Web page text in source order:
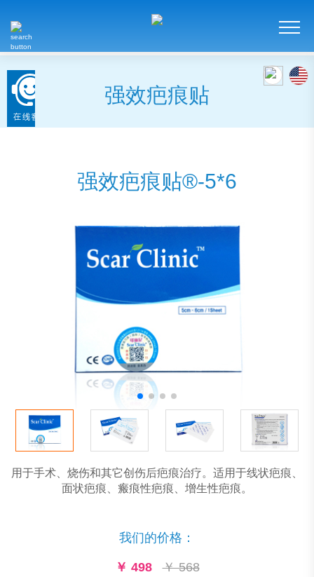
强效疤痕贴
强效疤痕贴®-5*6
用于手术、烧伤和其它创伤后疤痕治疗。适用于线状疤痕、
面状疤痕、瘢痕性疤痕、增生性疤痕。
我们的价格：
￥ 498 ￥ 568